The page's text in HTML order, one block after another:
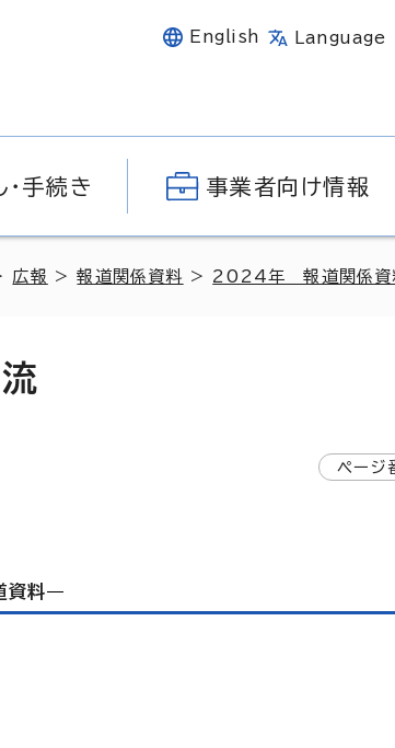
English Language
・手続き 事業者向け情報
広報 >報道関係資料 > 2024年 報道関係資
ページ
資料